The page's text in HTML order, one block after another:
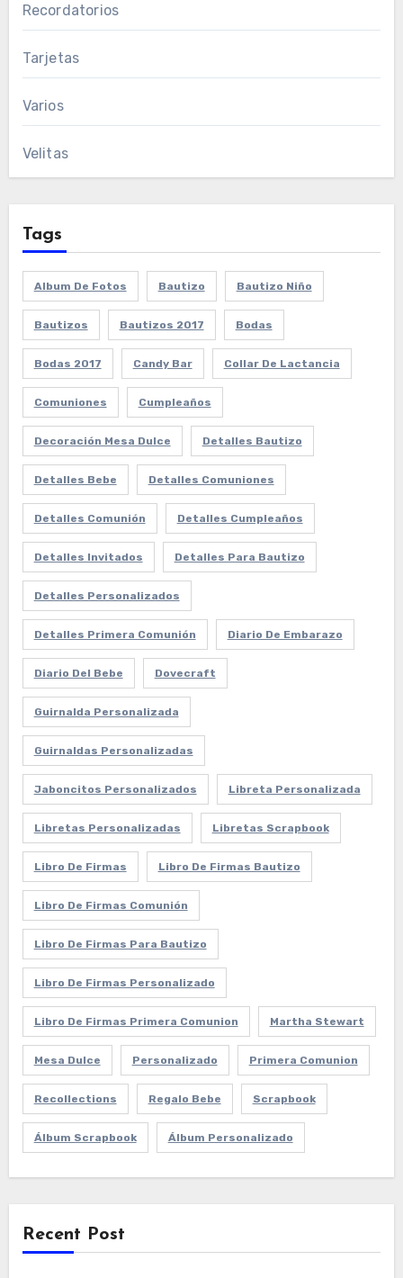
Recordatorios
Tarjetas
Varios
Velitas
Tags
Album De Fotos Bautizo Bautizo Niño
Bautizos Bautizos 2017 Bodas
Bodas 2017 Candy Bar Collar De Lactancia
Comuniones Cumpleaños
Decoración Mesa Dulce Detalles Bautizo
Detalles Bebe Detalles Comuniones
Detalles Comunión Detalles Cumpleaños
Detalles Invitados Detalles Para Bautizo
Detalles Personalizados
Detalles Primera Comunión Diario De Embarazo
Diario Del Bebe Dovecraft
Guirnalda Personalizada
Guirnaldas Personalizadas
Jaboncitos Personalizados Libreta Personalizada
Libretas Personalizadas Libretas Scrapbook
Libro De Firmas Libro De Firmas Bautizo
Libro De Firmas Comunión
Libro De Firmas Para Bautizo
Libro De Firmas Personalizado
Libro De Firmas Primera Comunion Martha Stewart
Mesa Dulce Personalizado Primera Comunion
Recollections Regalo Bebe Scrapbook
Álbum Scrapbook Álbum Personalizado
Recent Post